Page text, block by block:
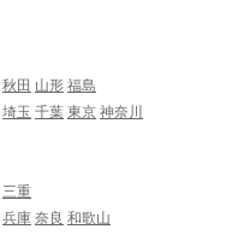
秋田 山形 福島
埼玉 千葉 東京 神奈川
三重
兵庫 奈良 和歌山